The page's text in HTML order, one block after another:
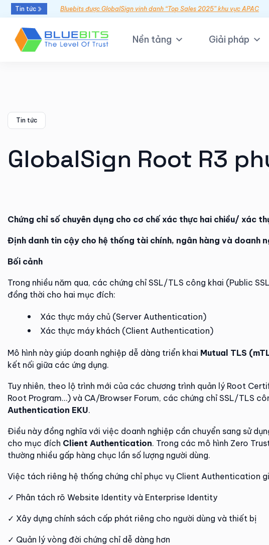
Tin tức Bluebits được GlobalSign vinh danh “Top Sales 2025” khu vực APAC
Nền tảng Giải pháp
Tin tức
GlobalSign Root R3
Chứng chỉ số chuyên dụng cho cơ chế xác thực hai chiều/ xác
Định danh tin cậy cho hệ thống tài chính, ngân hàng và doanh
Bối cảnh
Trong nhiều năm qua, các chứng chỉ SSL/TLS công khai (Public
đồng thời cho hai mục đích:
Xác thực máy chủ (Server Authentication)
Xác thực máy khách (Client Authentication)
Mô hình này giúp doanh nghiệp dễ dàng triển khai Mutual TLS
kết nối giữa các ứng dụng.
Tuy nhiên, theo lộ trình mới của các chương trình quản lý Root
Root Program…) và CA/Browser Forum, các chứng chỉ SSL/TLS
Authentication EKU.
Điều này đồng nghĩa với việc doanh nghiệp cần chuyển sang sử
cho mục đích Client Authentication. Trong các mô hình Zero
thường nhiều gấp hàng chục lần số lượng người dùng.
Việc tách riêng hệ thống chứng chỉ phục vụ Client Authentication
✓ Phân tách rõ Website Identity và Enterprise Identity
✓ Xây dựng chính sách cấp phát riêng cho người dùng và thiết bị
✓ Quản lý vòng đời chứng chỉ dễ dàng hơn